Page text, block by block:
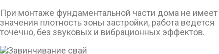
При монтаже фундаментальной части дома не имеет
значения плотность зоны застройки, работа ведется
точечно, без звуковых и вибрационных эффектов.